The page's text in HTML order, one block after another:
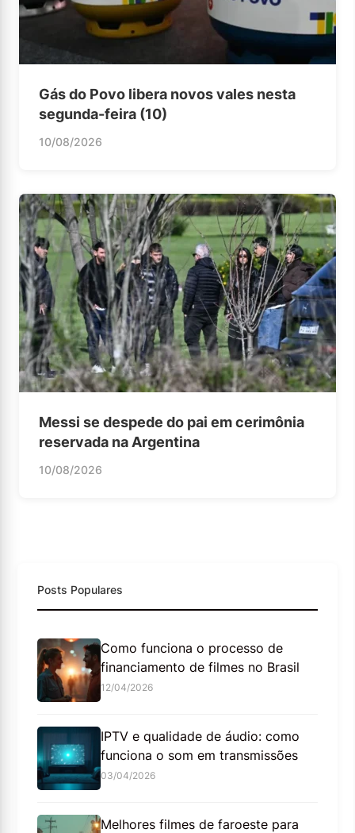
Gás do Povo libera novos vales nesta
segunda-feira (10)
10/08/2026
Messi se despede do pai em cerimônia
reservada na Argentina
10/08/2026
Posts Populares
Como funciona o processo de
financiamento de filmes no Brasil
12/04/2026
IPTV e qualidade de áudio: como
funciona o som em transmissões
03/04/2026
Melhores filmes de faroeste para